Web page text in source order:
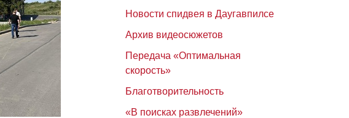
Новости спидвея в Даугавпилсе
Архив видеосюжетов
Передача «Оптимальная
скорость»
Благотворительность
«В поисках развлечений»